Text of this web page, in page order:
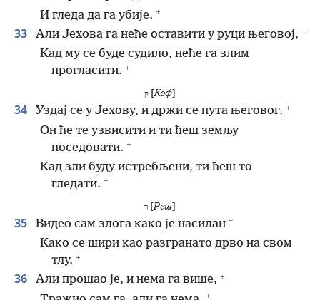
И гледа да га убије. +
33 Али Јехова га неће оставити у руци његовој, +
Кад му се буде судило, неће га злим
прогласити. +
[Коф
34 Уздај се у Јехову, и држи се пута његовог, +
Он ће те узвисити и ти ћеш земљу
поседовати. +
Кад зли буду истребљени, ти ћеш то
гледати. +
[Реш]
35 Видео сам злога како је насилан +
Како се шири као разгранато дрво на свом
тлу. +
36 Али прошао је, и нема га више, +
+